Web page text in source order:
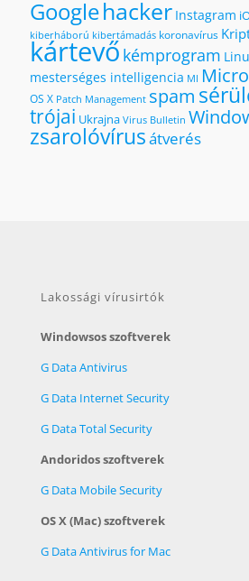
Googlehacker Instagram
kiberháború kibertámadás koronavírus
kártevő kémprogram
mesterséges intelligencia MI
OS X Patch Management spam
trójai Ukrajna Virus Bulletin
zsarolóvírusátverés
Lakossági vírusirtók
Windowsos szoftverek
G Data Antivirus
G Data Internet Security
G Data Total Security
Andoridos szoftverek
G Data Mobile Security
OS X (Mac) szoftverek
G Data Antivirus for Mac